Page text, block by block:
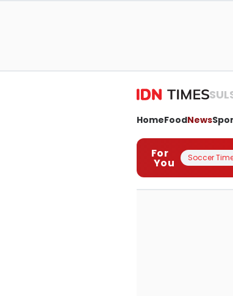
HomeFoodNews
For
You Soccer